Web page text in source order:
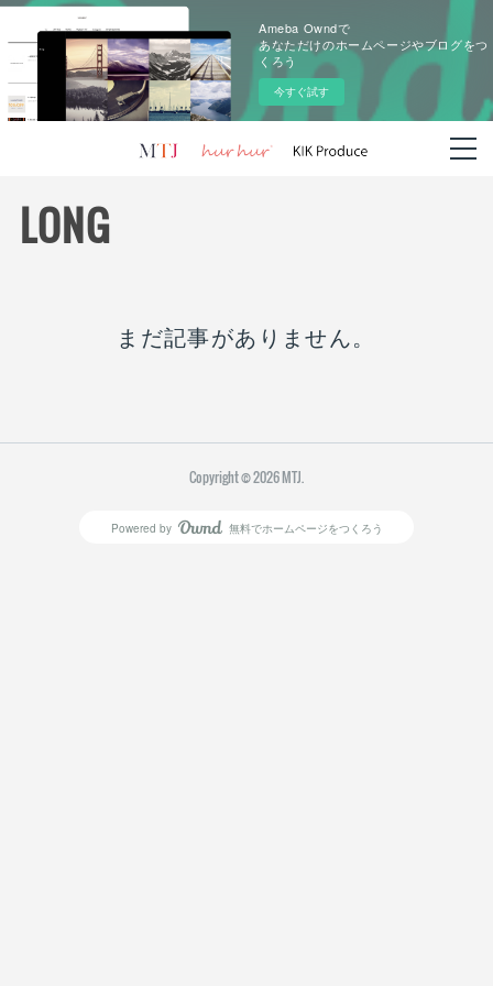
Ameba Owndで
あなただけのホームページやブログをつ
くろう
今すぐ試す
LONG
まだ記事がありません。
Copyright ©2026MTJ.
Powered by AmebaOwnd
無料でホームページをつくろう